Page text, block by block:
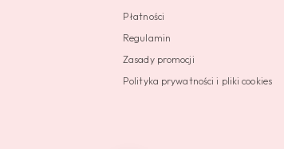
Płatności
Regulamin
Zasady promocji
Polityka prywatności i pliki cookies